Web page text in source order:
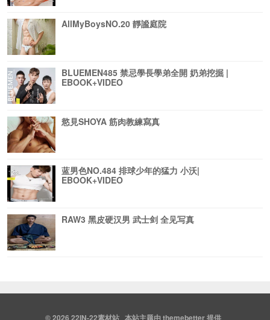
AllMyBoysNO.20 靜謐庭院
BLUEMEN485 禁忌學長學弟全開 奶弟挖掘 |
EBOOK+VIDEO
慾見SHOYA 筋肉教練寫真
蓝男色NO.484 排球少年的猛力 小沃|
EBOOK+VIDEO
RAW3 黑皮硬汉男 武士剑 全见写真
© 2026 22IN-22素材站 本站主题由themebetter提供